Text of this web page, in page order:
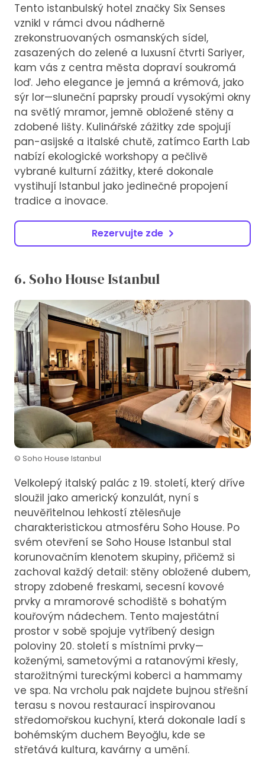
Tento istanbulský hotel značky Six Senses
vznikl v rámci dvou nádherně
zrekonstruovaných osmanských sídel,
zasazených do zelené a luxusní čtvrti Sariyer,
kam vás z centra města dopraví soukromá
loď. Jeho elegance je jemná a krémová, jako
sýr lor—sluneční paprsky proudí vysokými okny
na světlý mramor, jemně obložené stěny a
zdobené lišty. Kulinářské zážitky zde spojují
pan-asijské a italské chutě, zatímco Earth Lab
nabízí ekologické workshopy a pečlivě
vybrané kulturní zážitky, které dokonale
vystihují Istanbul jako jedinečné propojení
tradice a inovace.
Rezervujte zde
6. Soho House Istanbul
© Soho House Istanbul
Velkolepý italský palác z 19. století, který dříve
sloužil jako americký konzulát, nyní s
neuvěřitelnou lehkostí ztělesňuje
charakteristickou atmosféru Soho House. Po
svém otevření se Soho House Istanbul stal
korunovačním klenotem skupiny, přičemž si
zachoval každý detail: stěny obložené dubem,
stropy zdobené freskami, secesní kovové
prvky a mramorové schodiště s bohatým
kouřovým nádechem. Tento majestátní
prostor v sobě spojuje vytříbený design
poloviny 20. století s místními prvky—
koženými, sametovými a ratanovými křesly,
starožitnými tureckými koberci a hammamy
ve spa. Na vrcholu pak najdete bujnou střešní
terasu s novou restaurací inspirovanou
středomořskou kuchyní, která dokonale ladí s
bohémským duchem Beyoğlu, kde se
střetává kultura, kavárny a umění.